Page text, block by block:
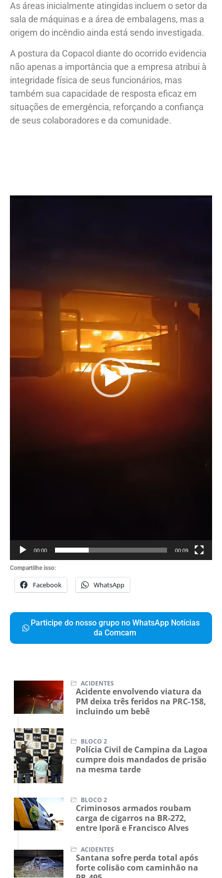
As áreas inicialmente atingidas incluem o setor da
sala de máquinas e a área de embalagens, mas a
origem do incêndio ainda está sendo investigada.
A postura da Copacol diante do ocorrido evidencia
não apenas a importância que a empresa atribui à
integridade física de seus funcionários, mas
também sua capacidade de resposta eficaz em
situações de emergência, reforçando a confiança
de seus colaboradores e da comunidade.
00:00 00:09
Compartilhe isso:
Facebook WhatsApp
Participe do nosso grupo no WhatsApp Notícias
da Comcam
ACIDENTES
Acidente envolvendo viatura da
PM deixa três feridos na PRC-158,
incluindo um bebê
BLOCO 2
Polícia Civil de Campina da Lagoa
cumpre dois mandados de prisão
na mesma tarde
BLOCO 2
Criminosos armados roubam
carga de cigarros na BR-272,
entre Iporã e Francisco Alves
ACIDENTES
Santana sofre perda total após
forte colisão com caminhão na